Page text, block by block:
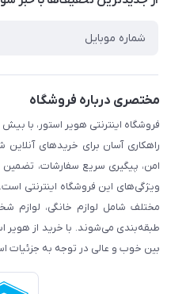
حریم خصوصی
راهنما
مختصری درباره فروشگاه
فروشگاه اینترنتی هویر استور، با
راهکاری آسان برای خریدهای
امن، پیگیری سریع سفارشات،
ویژگی‌های این فروشگاه اینترنتی
مختلف شامل لوازم خانگی، لوازم
طبقه‌بندی می‌شوند. با خرید از هویر
بین خوب و عالی در توجه به جزئیات